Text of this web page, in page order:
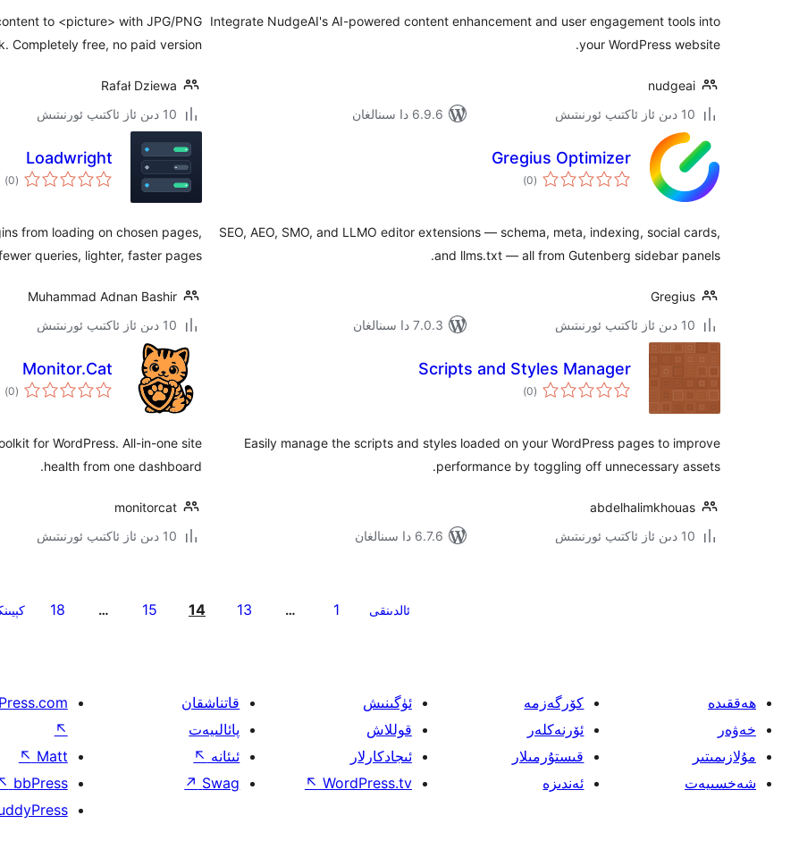
Integrate NudgeAI's AI-powered content enhancement and user engagement tools into
your WordPress website.
nudgeai
10 دىن ئاز ئاكتىپ ئورنىتىش
6.9.6 دا سىنالغان
to <picture> with JPG/PNG
Completely free, no paid version.
Rafał Dziewa
10 دىن ئاز ئاكتىپ ئورنىتىش
Gregius Optimizer
(0 ئومۇمىي
دەرىجە
)
SEO, AEO, SMO, and LLMO editor extensions — schema, meta, indexing, social cards,
and llms.txt — all from Gutenberg sidebar panels.
Gregius
10 دىن ئاز ئاكتىپ ئورنىتىش
7.0.3 دا سىنالغان
Loadwright
(0
)
from loading on chosen pages,
queries, lighter, faster pages.
Muhammad Adnan Bashir
10 دىن ئاز ئاكتىپ ئورنىتىش
Scripts and Styles Manager
(0 ئومۇمىي
دەرىجە
)
Easily manage the scripts and styles loaded on your WordPress pages to improve
performance by toggling off unnecessary assets.
abdelhalimkhouas
10 دىن ئاز ئاكتىپ ئورنىتىش
6.7.6 دا سىنالغان
Monitor.Cat
(0
)
for WordPress. All-in-one site
health from one dashboard.
monitorcat
10 دىن ئاز ئاكتىپ ئورنىتىش
ئالدىنقى 1
…
13
14
15
…
18
ھەققىدە
خەۋەر
مۇلازىمىتىر
شەخسىيەت
كۆرگەزمە
ئۆرنەكلەر
قىستۇرمىلار
ئەندىزە
ئۈگىنىش
قوللاش
ئىجادكارلار
WordPress.tv
↖
قاتناشقان
پائالىيەت
ئىئانە ↖
Swag
↗
↖
Matt
↖
bbPress